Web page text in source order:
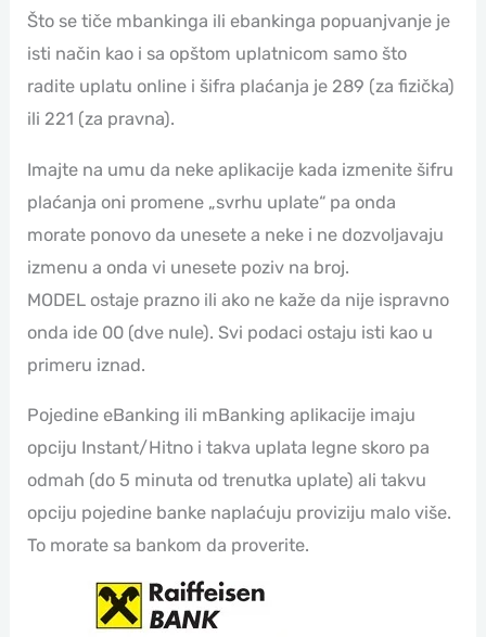
Što se tiče mbankinga ili ebankinga popuanjvanje je
isti način kao i sa opštom uplatnicom samo što
radite uplatu online i šifra plaćanja je 289 (za fizička)
ili 221 (za pravna).
Imajte na umu da neke aplikacije kada izmenite šifru
plaćanja oni promene „svrhu uplate“ pa onda
morate ponovo da unesete a neke i ne dozvoljavaju
izmenu a onda vi unesete poziv na broj.
MODEL ostaje prazno ili ako ne kaže da nije ispravno
onda ide 00 (dve nule). Svi podaci ostaju isti kao u
primeru iznad.
Pojedine eBanking ili mBanking aplikacije imaju
opciju Instant/Hitno i takva uplata legne skoro pa
odmah (do 5 minuta od trenutka uplate) ali takvu
opciju pojedine banke naplaćuju proviziju malo više.
To morate sa bankom da proverite.